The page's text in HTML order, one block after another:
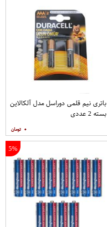
باتری نیم قلمی دوراسل مدل آلکالاین
بسته 2 عددی
۰
5%